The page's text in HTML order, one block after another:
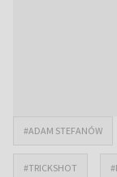
#ADAM STEFANÓW
#TRICKSHOT